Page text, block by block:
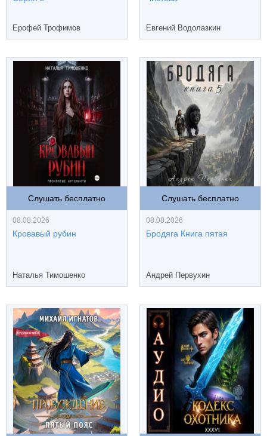
Ерофей Трофимов Евгений Водолазкин
Слушать бесплатно
08.08.2026
Кровавый рубин
Наталья Тимошенко
Слушать бесплатно
08.08.2026
Бродяга Книга пятая
Андрей Первухин